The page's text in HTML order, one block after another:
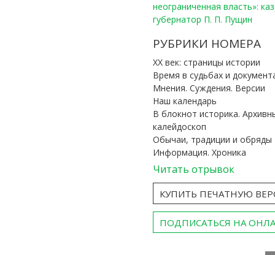
неограниченная власть»:
губернатор П. П. Пущин
РУБРИКИ НОМЕРА
ХХ век: страницы истории
Время в судьбах и
Мнения. Суждения. Версии
Наш календарь
В блокнот историка.
калейдоскоп
Обычаи, традиции и обряды
Информация. Хроника
Читать отрывок
КУПИТЬ ПЕЧАТНУЮ
ПОДПИСАТЬСЯ НА